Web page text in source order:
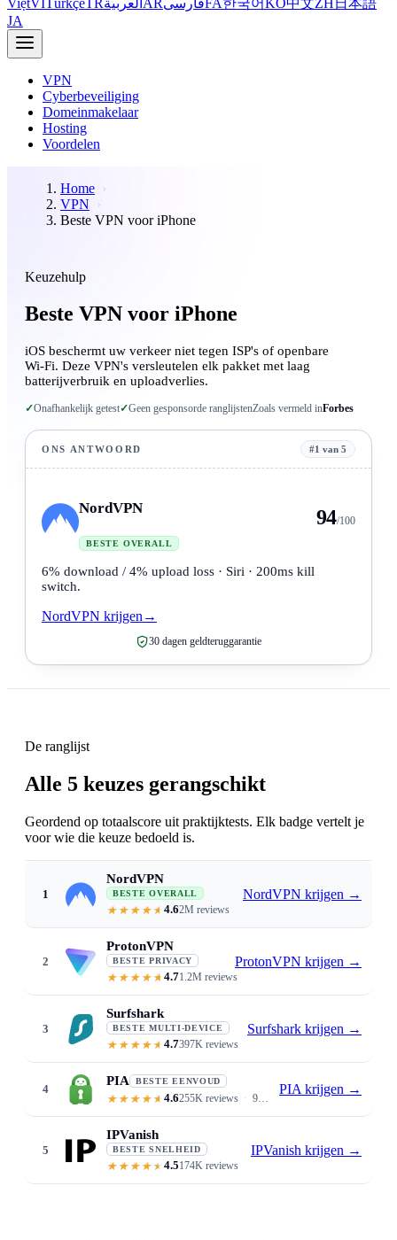
JA
VPN
Cyberbeveiliging
Domeinmakelaar
Hosting
Voordelen
Home
VPN
Beste VPN voor iPhone
Keuzehulp
Beste VPN voor iPhone
iOS beschermt uw verkeer niet tegen ISP's of openbare
Wi-Fi. Deze VPN's versleutelen elk pakket met laag
batterijverbruik en uploadverlies.
✓Onafhankelijk getest✓Geen gesponsorde ranglijstenZoals vermeld inForbes
ONS ANTWOORD #1 van 5
NordVPN
BESTE OVERALL
94/100
6% download / 4% upload loss · Siri · 200ms kill
switch.
NordVPN krijgen →
30 dagen geldteruggarantie
De ranglijst
Alle 5 keuzes gerangschikt
Geordend op totaalscore uit praktijktests. Elk badge vertelt je
voor wie die keuze bedoeld is.
1
NordVPN
BESTE OVERALL
4.62M reviews
NordVPN krijgen →
2
ProtonVPN
BESTE PRIVACY
4.71.2M reviews
ProtonVPN krijgen →
3
Surfshark
BESTE MULTI-DEVICE
4.7397K reviews
Surfshark krijgen →
4
PIA BESTE EENVOUD
4.6255K reviews 9.4/10 ease of use · 35,000+ servers · auto-connect on untrusted Wi-Fi
PIA krijgen →
5
IPVanish
BESTE SNELHEID
4.5174K reviews
IPVanish krijgen →